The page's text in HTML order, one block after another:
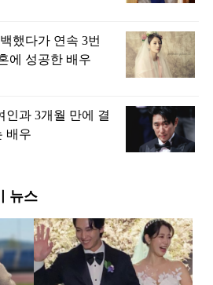
했다가 연속 3번
에 성공한 배우
인과 3개월 만에 결
배우
뉴스